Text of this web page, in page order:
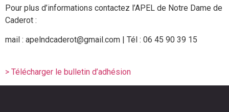
Pour plus d’informations contactez l’APEL de Notre Dame de
Caderot :
mail : apelndcaderot@gmail.com | Tél : 06 45 90 39 15
> Télécharger le bulletin d’adhésion